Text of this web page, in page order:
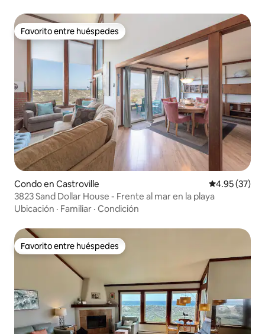
Favorito entre huéspedes
Favorito entre huéspedes
Condo en Castroville Calificación
4.95 (37)
3823 Sand Dollar House - Frente al mar en la playa
Ubicación · Familiar · Condición
Favorito entre huéspedes
Favorito entre huéspedes